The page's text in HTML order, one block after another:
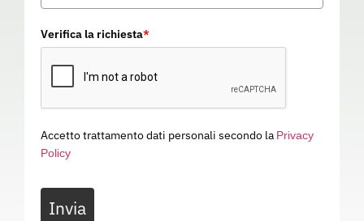
Verifica la richiesta*
Accetto trattamento dati personali secondo la Privacy
Policy
Invia